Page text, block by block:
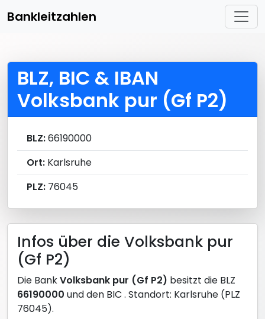
Bankleitzahlen
BLZ, BIC & IBAN
Volksbank pur (Gf P2)
BLZ:66190000
Ort: Karlsruhe
PLZ: 76045
Infos über die Volksbank pur
(Gf P2)
Die BankVolksbank pur (Gf P2) besitzt die BLZ
66190000 und den BIC . Standort: Karlsruhe (PLZ
76045).